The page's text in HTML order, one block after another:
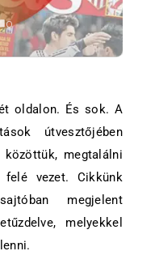
0
útvesztőjében
közöttük, megtalálni
vezet. Cikkünk
megjelent
melyekkel